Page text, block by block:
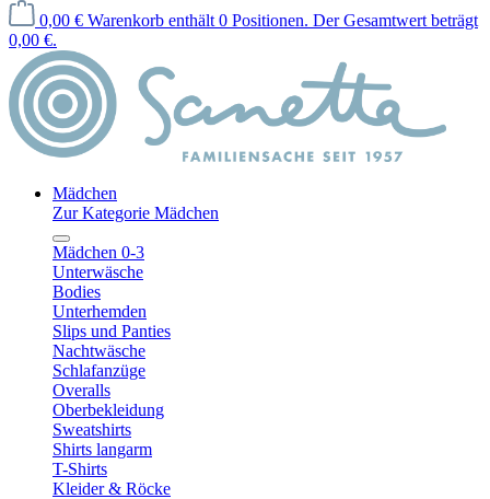
0,00 € Warenkorb enthält 0 Positionen. Der Gesamtwert beträgt
0,00 €.
Mädchen
Zur Kategorie Mädchen
Mädchen 0-3
Unterwäsche
Bodies
Unterhemden
Slips und Panties
Nachtwäsche
Schlafanzüge
Overalls
Oberbekleidung
Sweatshirts
Shirts langarm
T-Shirts
Kleider & Röcke